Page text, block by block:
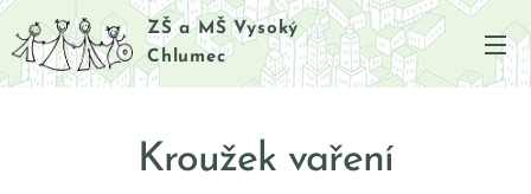
ZŠ a MŠ Vysoký
Chlumec
Kroužek vaření